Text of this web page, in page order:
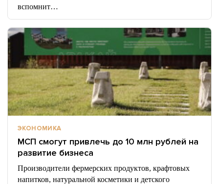
вспомнит…
ЭКОНОМИКА
МСП смогут привлечь до 10 млн рублей на
развитие бизнеса
Производители фермерских продуктов, крафтовых
напитков, натуральной косметики и детского